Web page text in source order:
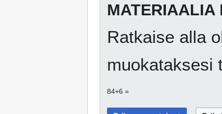
MATERIAALIA
Ratkaise alla
muokataksesi
84+6 =